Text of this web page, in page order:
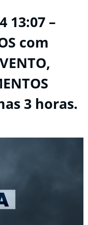
13:07 –
com
3 horas.